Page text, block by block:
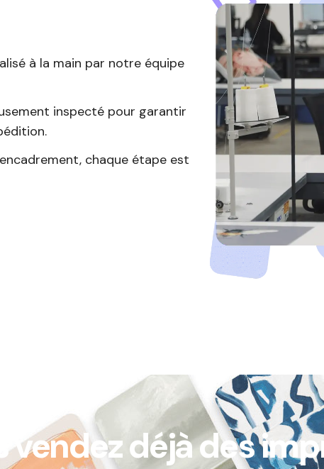
à la main par notre équipe
inspecté pour garantir
chaque étape est
vendez déjà des